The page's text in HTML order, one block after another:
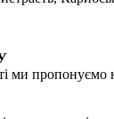
ми пропонуємо